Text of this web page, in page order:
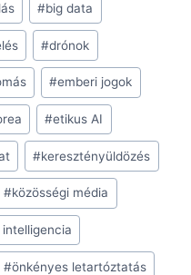
#big data
#drónok
#emberi jogok
#etikus AI
#keresztényüldözés
#közösségi média
#önkényes letartóztatás